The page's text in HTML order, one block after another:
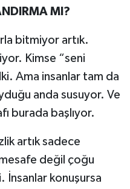
MI?
bitmiyor artık.
Kimse “seni
Ama insanlar tam da
anda susuyor. Ve
burada başlıyor.
artık sadece
değil çoğu
İnsanlar konuşursa